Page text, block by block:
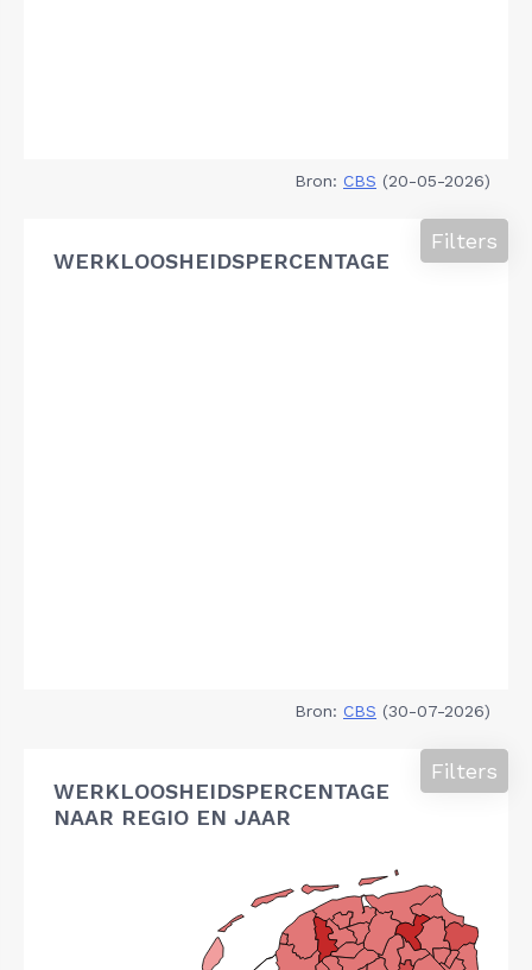
Bron: CBS (20-05-2026)
WERKLOOSHEIDSPERCENTAGE
Filters
Bron: CBS (30-07-2026)
WERKLOOSHEIDSPERCENTAGE
NAAR REGIO EN JAAR
Filters